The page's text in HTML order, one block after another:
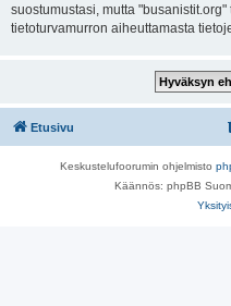
suostumustasi, mutta
tietoturvamurron aiheuttamasta
Etusivu
Keskustelufoorumin ohjelmisto
Käännös: phpBB